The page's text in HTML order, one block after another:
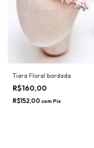
Tiara Floral bordada
R$160,00
R$152,00 com Pix